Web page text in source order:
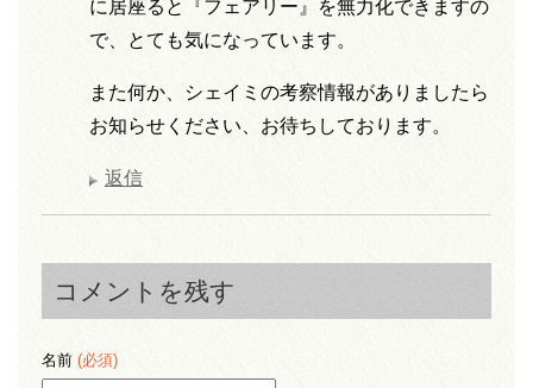
に居座ると『フェアリー』を無力化できますの
で、とても気になっています。
また何か、シェイミの考察情報がありましたら
お知らせください、お待ちしております。
返信
コメントを残す
名前 (必須)